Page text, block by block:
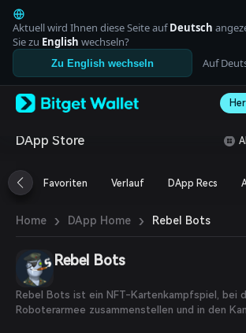
English
日本語
Tiếng Việt
Русский
Español (Latinoamérica)
Italiano
Deutsch
繁體中文
Português (Portugal)
ภาษาไทย
العربية
Español
Português (Brasil)
Aktuell wird Ihnen diese Seite aufDeutsch
Sie zu English wechseln?
Zu English wechseln Auf
DApp Store
Favoriten Verlauf DApp Recs
Home › DApp Home › Rebel Bots
Rebel Bots
Rebel Bots ist ein NFT-Kartenkampfspiel, bei
Roboterarmee zusammenstellen und in den